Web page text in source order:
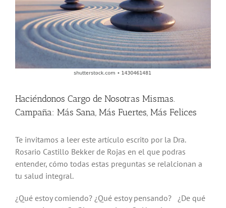
Haciéndonos Cargo de Nosotras Mismas.
Campaña: Más Sana, Más Fuertes, Más Felices
Te invitamos a leer este artículo escrito por la Dra.
Rosario Castillo Bekker de Rojas en el que podras
entender, cómo todas estas preguntas se relalcionan a
tu salud integral.
¿Qué estoy comiendo? ¿Qué estoy pensando? ¿De qué